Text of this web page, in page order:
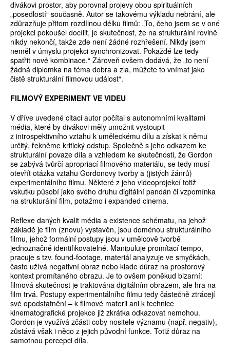
divákovi prostor, aby porovnal projevy obou spirituálních
„posedlostí“ současně. Autor se takovému výkladu nebrání, ale
zdůrazňuje přitom rozdílnou délku filmů: „To, čeho jsem se v oné
projekci pokoušel docílit, je skutečnost, že na strukturální rovině
nikdy nekončí, takže zde není žádné rozhřešení. Nikdy jsem
neměl v úmyslu projekci synchronizovat. Pokaždé lze tedy
spatřit nové kombinace.“ Zároveň ovšem dodává, že „to není
žádná diplomka na téma dobra a zla, můžete to vnímat jako
čistě strukturální filmovou událost“.
FILMOVÝ EXPERIMENT VE VIDEU
V dříve uvedené citaci autor počítal s autonomními kvalitami
média, které by divákovi měly umožnit vystoupit
z introspektivního vztahu k uměleckému dílu a získat k němu
určitý, řekněme kritický odstup. Společně s jeho odkazem ke
strukturální povaze díla a vzhledem ke skutečnosti, že Gordon
se zabývá tvůrčí apropriací filmového materiálu, se tedy musí
otevřít otázka vztahu Gordonovy tvorby a (jistých žánrů)
experimentálního filmu. Některé z jeho videoprojekcí totiž
vskutku působí jako svého druhu digitální pandán či vzpomínka
na strukturální film, potažmo i expanded cinema.
Reflexe daných kvalit média a existence schématu, na jehož
základě je film (znovu) vystavěn, jsou doménou strukturálního
filmu, jehož formální postupy jsou v umělcově tvorbě
jednoznačně identifikovatelné. Manipuluje promítací tempo,
pracuje s tzv. found-footage, materiál analyzuje ve smyčkách,
často užívá negativní obraz nebo klade důraz na prostorový
kontext promítaného obrazu. Je to ovšem poněkud bizarní:
filmová skutečnost je traktována digitálním obrazem, ale hra na
film trvá. Postupy experimentálního filmu tedy částečně ztrácejí
své opodstatnění – k filmové materii ani k technice
kinematografické projekce již zkrátka odkazovat nemohou.
Gordon je využívá zčásti coby nositele významu (např. negativ),
zůstává však i něco z jejich původní funkce. Totiž důraz na
samotnou percepci díla.